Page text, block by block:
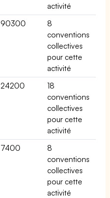
activité
90300
8
conventions
collectives
pour cette
activité
24200
18
conventions
collectives
pour cette
activité
7400
8
conventions
collectives
pour cette
activité